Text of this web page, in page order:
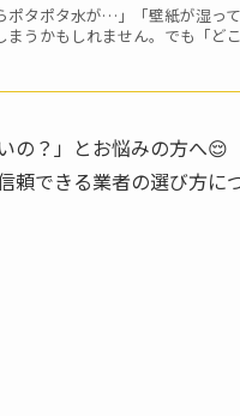
ポタポタ水が…」「壁紙が湿っ
まうかもしれません。でも「ど
の？」とお悩みの方へ😌
頼できる業者の選び方